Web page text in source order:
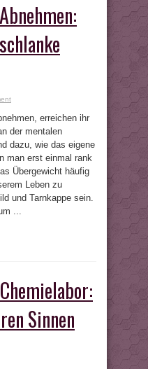
erreichen ihr
der mentalen
dazu, wie das eigene
man erst einmal rank
Übergewicht häufig
Leben zu
und Tarnkappe sein.
...
Sinnen